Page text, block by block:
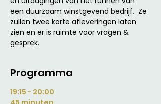
een duurzaam winstgevend bedrijf.  Ze
zullen twee korte afleveringen laten
zien en er is ruimte voor vragen &
gesprek.
Programma
19:15 - 20:00